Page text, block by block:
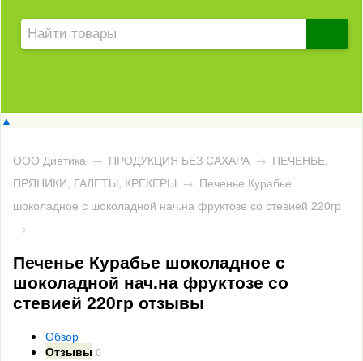
▲
ООО Диетика → ПРОДУКЦИЯ БЕЗ САХАРА → ПЕЧЕНЬЕ,
ПРЯНИКИ, ГАЛЕТЫ, КРЕКЕРЫ → Печенье Курабье
шоколадное с шоколадной нач.на фруктозе со стевией 220гр
→
Печенье Курабье шоколадное с
шоколадной нач.на фруктозе со
стевией 220гр отзывы
Обзор
Отзывы 0